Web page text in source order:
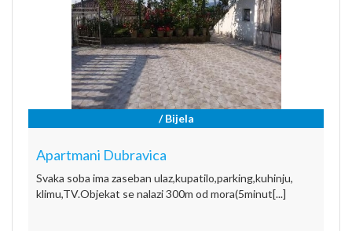
/ Bijela
Apartmani Dubravica
Svaka soba ima zaseban ulaz,kupatilo,parking,kuhinju,
klimu,TV.Objekat se nalazi 300m od mora(5minut[...]